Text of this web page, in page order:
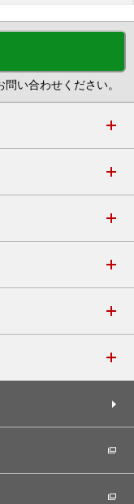
い合わせください。